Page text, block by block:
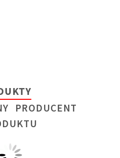
PRODUCENT
się